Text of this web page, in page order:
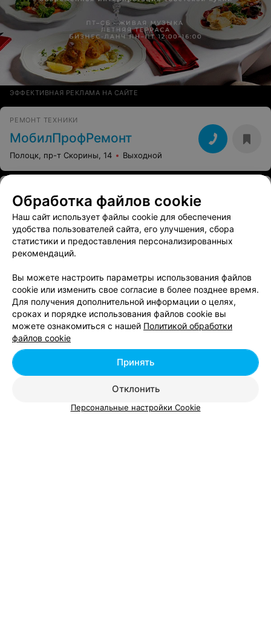
ЭФФЕКТИВНАЯ РЕКЛАМА НА САЙТЕ
РЕМОНТ ТЕХНИКИ
МобилПрофРемонт
Полоцк, пр-т Скорины, 14 Выходной
МобиХелп
Полоцк, ул. Богдановича, 1 Выходной
ЭФФЕКТИВНАЯ РЕКЛАМА НА САЙТЕ
Обработка файлов cookie
Наш сайт использует файлы cookie для обеспечения
удобства пользователей сайта, его улучшения, сбора
статистики и предоставления персонализированных
рекомендаций.
Вы можете настроить параметры использования файлов
cookie или изменить свое согласие в более позднее время.
Для получения дополнительной информации о целях,
сроках и порядке использования файлов cookie вы
можете ознакомиться с нашей Политикой обработки
файлов cookie
Отклонить
Принять
Персональные настройки Cookie